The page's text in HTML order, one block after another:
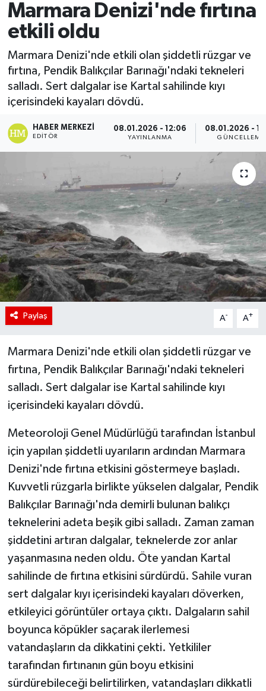
Marmara Denizi'nde fırtına
etkili oldu
Marmara Denizi'nde etkili olan şiddetli rüzgar ve
fırtına, Pendik Balıkçılar Barınağı'ndaki tekneleri
salladı. Sert dalgalar ise Kartal sahilinde kıyı
içerisindeki kayaları dövdü.
HABER MERKEZI
EDITÖR
08.01.2026 - 12:06
YAYINLANMA
08.01.2026 -
GÜNCELLEME
Paylaş A- A+
Marmara Denizi'nde etkili olan şiddetli rüzgar ve
fırtına, Pendik Balıkçılar Barınağı'ndaki tekneleri
salladı. Sert dalgalar ise Kartal sahilinde kıyı
içerisindeki kayaları dövdü.
Meteoroloji Genel Müdürlüğü tarafından İstanbul
için yapılan şiddetli uyarıların ardından Marmara
Denizi'nde fırtına etkisini göstermeye başladı.
Kuvvetli rüzgarla birlikte yükselen dalgalar, Pendik
Balıkçılar Barınağı'nda demirli bulunan balıkçı
teknelerini adeta beşik gibi salladı. Zaman zaman
şiddetini artıran dalgalar, teknelerde zor anlar
yaşanmasına neden oldu. Öte yandan Kartal
sahilinde de fırtına etkisini sürdürdü. Sahile vuran
sert dalgalar kıyı içerisindeki kayaları döverken,
etkileyici görüntüler ortaya çıktı. Dalgaların sahil
boyunca köpükler saçarak ilerlemesi
vatandaşların da dikkatini çekti. Yetkililer
tarafından fırtınanın gün boyu etkisini
sürdürebileceği belirtilirken, vatandaşları dikkatli